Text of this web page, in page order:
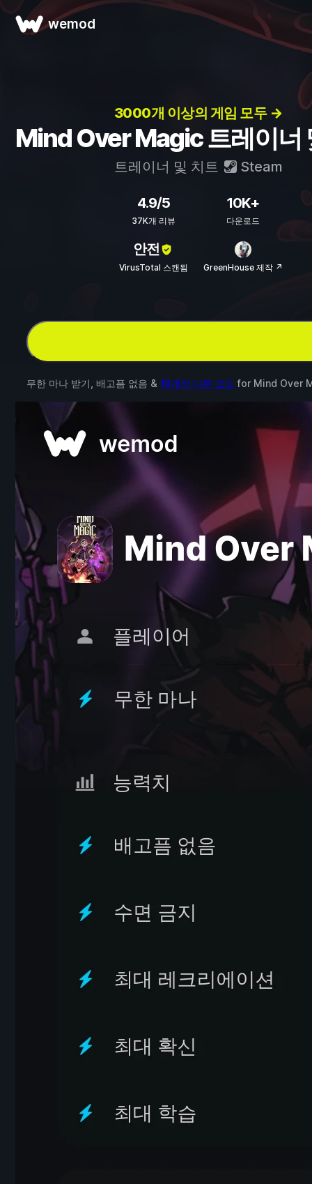
wemod
3000개 이상의 게임 모두 →
Mind Over Magic 트레이너
트레이너 및 치트 Steam
4.9/5
37K개 리뷰
10K+
다운로드
안전
VirusTotal 스캔됨 GreenHouse 제작 ↗
무한 마나 받기, 배고픔 없음 & 10개의 다른 모드 for Mind Over